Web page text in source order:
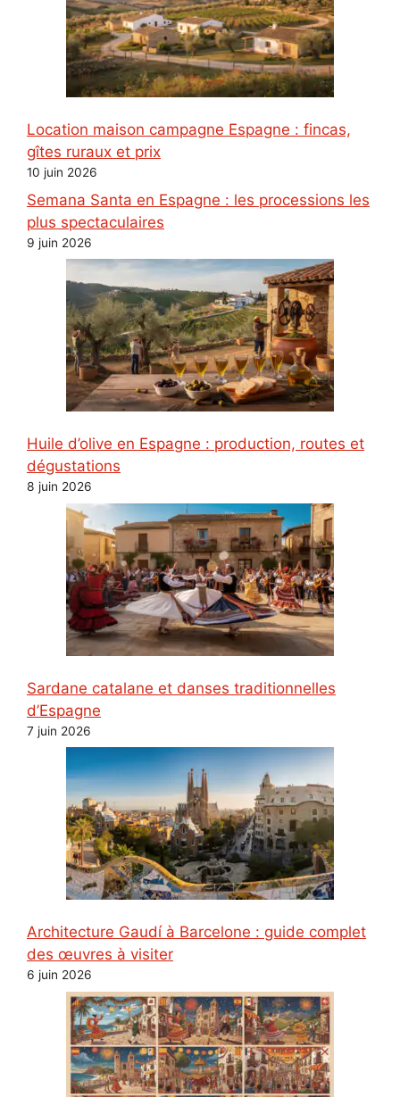
Location maison campagne Espagne : fincas,
gîtes ruraux et prix
10 juin 2026
Semana Santa en Espagne : les processions les
plus spectaculaires
9 juin 2026
Huile d’olive en Espagne : production, routes et
dégustations
8 juin 2026
Sardane catalane et danses traditionnelles
d’Espagne
7 juin 2026
Architecture Gaudí à Barcelone : guide complet
des œuvres à visiter
6 juin 2026